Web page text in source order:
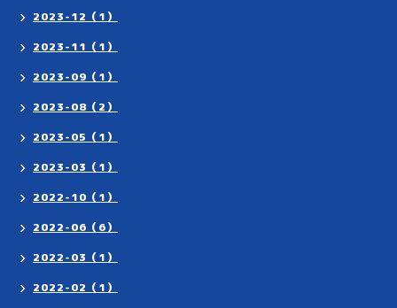
2023-12（1）
2023-11（1）
2023-09（1）
2023-08（2）
2023-05（1）
2023-03（1）
2022-10（1）
2022-06（6）
2022-03（1）
2022-02（1）